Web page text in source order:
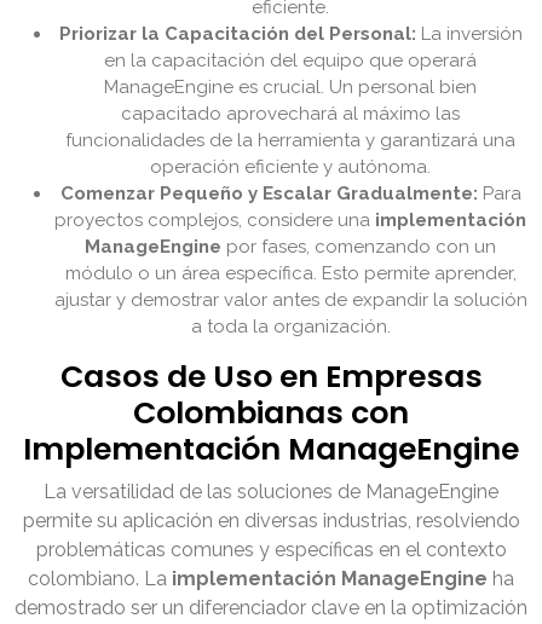
eficiente.
Priorizar la Capacitación del Personal: La inversión
en la capacitación del equipo que operará
ManageEngine es crucial. Un personal bien
capacitado aprovechará al máximo las
funcionalidades de la herramienta y garantizará una
operación eficiente y autónoma.
Comenzar Pequeño y Escalar Gradualmente: Para
proyectos complejos, considere una implementación
ManageEngine por fases, comenzando con un
módulo o un área específica. Esto permite aprender,
ajustar y demostrar valor antes de expandir la solución
a toda la organización.
Casos de Uso en Empresas
Colombianas con
Implementación ManageEngine
La versatilidad de las soluciones de ManageEngine
permite su aplicación en diversas industrias, resolviendo
problemáticas comunes y específicas en el contexto
colombiano. La implementación ManageEngine ha
demostrado ser un diferenciador clave en la optimización